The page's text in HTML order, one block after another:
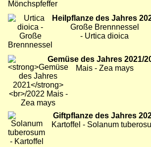
Bild
Heilpflanze des Jahres
Große Brennnessel
- Urtica dioica
Bild
Gemüse des Jahres 2021/
Mais - Zea mays
Bild
Giftpflanze des Jahres
Kartoffel - Solanum